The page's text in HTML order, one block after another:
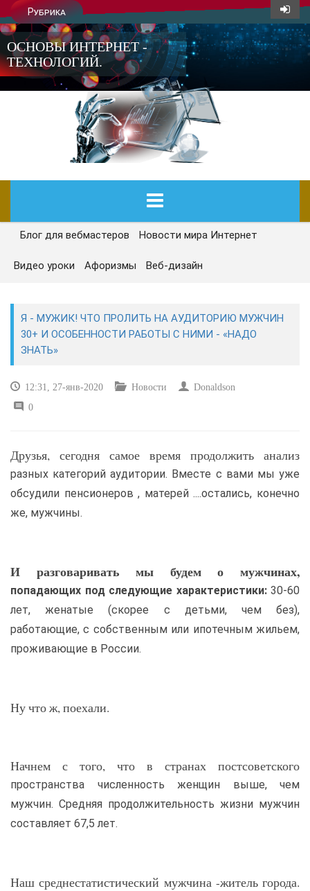
Рубрика
ОСНОВЫ ИНТЕРНЕТ -
ТЕХНОЛОГИЙ.
ГЛАВНАЯ
СЕГОДНЯ
ИНТЕРНЕТ И СВЯЗЬ
Блог для вебмастеров Новости мира Интернет
Видео уроки Афоризмы Веб-дизайн
Я - МУЖИК! ЧТО ПРОЛИТЬ НА АУДИТОРИЮ МУЖЧИН
30+ И ОСОБЕННОСТИ РАБОТЫ С НИМИ - «НАДО
ЗНАТЬ»
12:31, 27-янв-2020 Новости
Donaldson
0
Друзья, сегодня самое время продолжить анализ
разных категорий аудитории. Вместе с вами мы уже
обсудили пенсионеров , матерей ....остались, конечно
же, мужчины.
И разговаривать мы будем о мужчинах,
попадающих под следующие характеристики:30-60
лет, женатые (скорее с детьми, чем без),
работающие, с собственным или ипотечным жильем,
проживающие в России.
Ну что ж, поехали.
Начнем с того, что в странах постсоветского
пространства численность женщин выше, чем
мужчин. Средняя продолжительность жизни мужчин
составляет 67,5 лет.
Наш среднестатистический мужчина -житель города.